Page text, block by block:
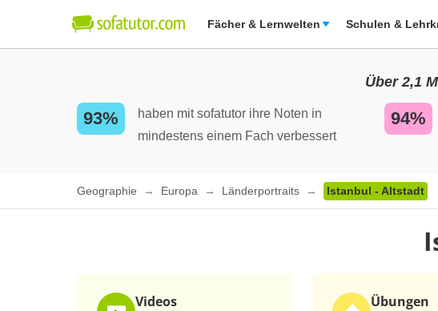
Fächer & Lernwelten Schulen &
Über 2,1
93%
haben mit sofatutor ihre Noten in
mindestens einem Fach verbessert
94%
Geographie Europa Länderportraits Istanbul - Altstadt
Videos
Übungen